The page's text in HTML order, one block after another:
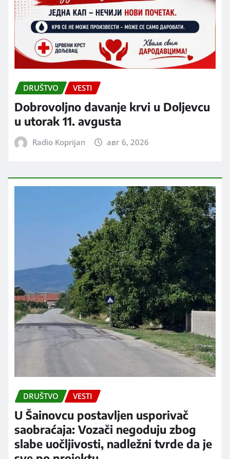
DRUŠTVO VESTI
Dobrovoljno davanje krvi u Doljevcu
u utorak 11. avgusta
Radio Koprijan авг 6, 2026
DRUŠTVO VESTI
U Šainovcu postavljen usporivač
saobraćaja: Vozači negoduju zbog
slabe uočljivosti, nadležni tvrde da je